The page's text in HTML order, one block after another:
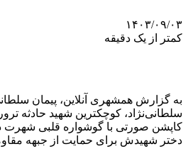
۱۴۰۳/۰۹/۰۳
کمتر از یک دقیقه
به گزارش همشهری آنلاین، پیمان
سلطانی‌نژاد، کوچکترین شهید حادثه
کاپشن صورتی با گوشواره قلبی شهرت
دختر شهیدش برای حمایت از جبهه